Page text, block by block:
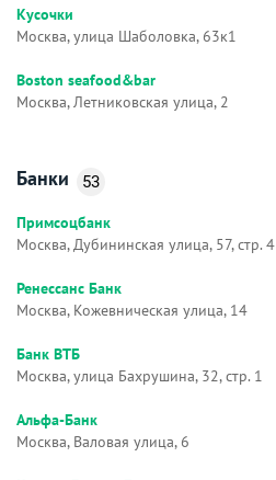
Кусочки
Москва, улица Шаболовка, 63к1
Boston seafood&bar
Москва, Летниковская улица, 2
Банки 53
Примсоцбанк
Москва, Дубининская улица, 57, стр. 4
Ренессанс Банк
Москва, Кожевническая улица, 14
Банк ВТБ
Москва, улица Бахрушина, 32, стр. 1
Альфа-Банк
Москва, Валовая улица, 6